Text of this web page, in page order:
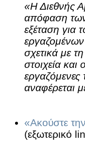
«Η Διεθνής
απόφαση των
εξέταση για
σχετικά με
στοιχεία
εργαζόμενες
αναφέρεται
«Ακούστε
(εξωτερικό